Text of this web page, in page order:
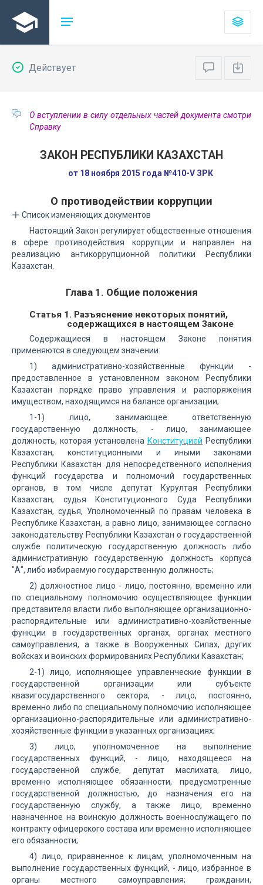
Действует
О вступлении в силу отдельных частей документа смотри
Справку
ЗАКОН РЕСПУБЛИКИ КАЗАХСТАН
от 18 ноября 2015 года №410-V ЗРК
О противодействии коррупции
Список изменяющих документов
Настоящий Закон регулирует общественные отношения
в сфере противодействия коррупции и направлен на
реализацию антикоррупционной политики Республики
Казахстан.
Глава 1. Общие положения
Статья 1. Разъяснение некоторых понятий,
содержащихся в настоящем Законе
Содержащиеся в настоящем Законе понятия
применяются в следующем значении:
1) административно-хозяйственные функции -
предоставленное в установленном законом Республики
Казахстан порядке право управления и распоряжения
имуществом, находящимся на балансе организации;
1-1) лицо, занимающее ответственную
государственную должность, - лицо, занимающее
должность, которая установлена Конституцией Республики
Казахстан, конституционными и иными законами
Республики Казахстан для непосредственного исполнения
функций государства и полномочий государственных
органов, в том числе депутат Курултая Республики
Казахстан, судья Конституционного Суда Республики
Казахстан, судья, Уполномоченный по правам человека в
Республике Казахстан, а равно лицо, занимающее согласно
законодательству Республики Казахстан о государственной
службе политическую государственную должность либо
административную государственную должность корпуса
"А", либо избираемую государственную должность;
2) должностное лицо - лицо, постоянно, временно или
по специальному полномочию осуществляющее функции
представителя власти либо выполняющее организационно-
распорядительные или административно-хозяйственные
функции в государственных органах, органах местного
самоуправления, а также в Вооруженных Силах, других
войсках и воинских формированиях Республики Казахстан;
2-1) лицо, исполняющее управленческие функции в
государственной организации или субъекте
квазигосударственного сектора, - лицо, постоянно,
временно либо по специальному полномочию исполняющее
организационно-распорядительные или административно-
хозяйственные функции в указанных организациях;
3) лицо, уполномоченное на выполнение
государственных функций, - лицо, находящееся на
государственной службе, депутат маслихата, лицо,
временно исполняющее обязанности, предусмотренные
государственной должностью, до назначения его на
государственную службу, а также лицо, временно
назначенное на воинскую должность военнослужащего по
контракту офицерского состава или временно исполняющее
его обязанности;
4) лицо, приравненное к лицам, уполномоченным на
выполнение государственных функций, - лицо, избранное в
органы местного самоуправления; гражданин,